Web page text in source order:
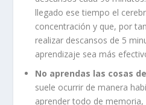
llegado ese tiempo el
concentración y que, por
realizar descansos de 5
aprendizaje sea más
No aprendas las cosas
suele ocurrir de manera
aprender todo de